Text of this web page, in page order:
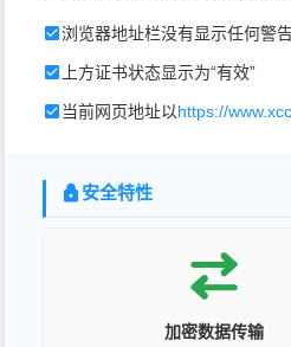
浏览器地址栏没有显示任何警
上方证书状态显示为“有效”
当前网页地址以https://
安全特性
加密数据传输